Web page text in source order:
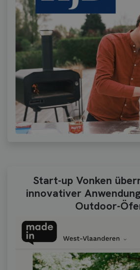
Start-up Vonken
innovativer
Outdoor-